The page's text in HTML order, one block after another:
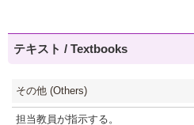
テキスト / Textbooks
その他 (Others)
担当教員が指示する。